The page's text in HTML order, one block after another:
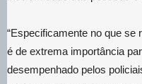
“Especificamente no que se
é de extrema importância
desempenhado pelos